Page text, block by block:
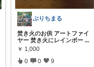
ぶりちまる
焚き火のお供 アートファイ
ヤー 焚き火にレインボー...
￥ 1,000
0 0 9